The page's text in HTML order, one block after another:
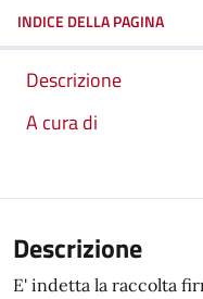
INDICE DELLA PAGINA
Descrizione
A cura di
Descrizione
E' indetta la raccolta